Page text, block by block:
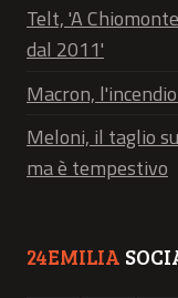
Telt, 'A
dal 2011'
Macron,
Meloni, il taglio
ma è tempestivo
24EMILIA